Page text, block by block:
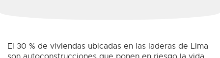
El 30 % de viviendas ubicadas en las laderas de Lima